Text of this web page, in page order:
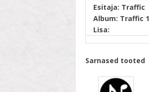
Esitaja: Traffic
Album: Traffic
Lisa:
Sarnased tooted